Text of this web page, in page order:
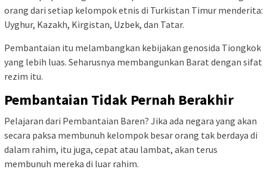
orang dari setiap kelompok etnis di Turkistan Timur menderita:
Uyghur, Kazakh, Kirgistan, Uzbek, dan Tatar.
Pembantaian itu melambangkan kebijakan genosida Tiongkok
yang lebih luas. Seharusnya membangunkan Barat dengan sifat
rezim itu.
Pembantaian Tidak Pernah Berakhir
Pelajaran dari Pembantaian Baren? Jika ada negara yang akan
secara paksa membunuh kelompok besar orang tak berdaya di
dalam rahim, itu juga, cepat atau lambat, akan terus
membunuh mereka di luar rahim.